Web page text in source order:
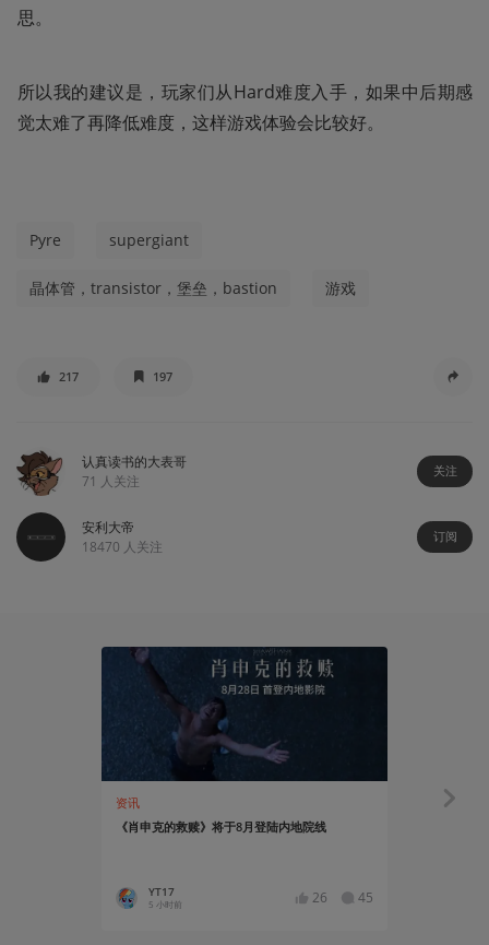
思。
所以我的建议是，玩家们从Hard难度入手，如果中后期感
觉太难了再降低难度，这样游戏体验会比较好。
Pyre supergiant
晶体管，transistor，堡垒，bastion 游戏
217 197
认真读书的大表哥
71 人关注
关注
安利大帝
18470 人关注
订阅
资讯
《肖申克的救赎》将于8月登陆内地院线
YT17
5 小时前 26 45